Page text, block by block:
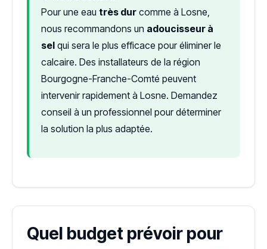
Pour une eau très dur comme à Losne,
nous recommandons un adoucisseur à
sel qui sera le plus efficace pour éliminer le
calcaire. Des installateurs de la région
Bourgogne-Franche-Comté peuvent
intervenir rapidement à Losne. Demandez
conseil à un professionnel pour déterminer
la solution la plus adaptée.
Quel budget prévoir pour